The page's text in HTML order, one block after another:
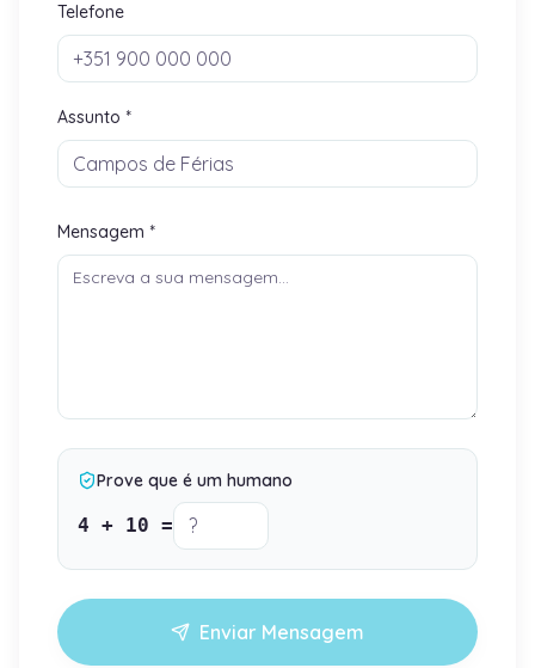
Telefone
Assunto *
Mensagem *
Prove que é um humano
4 + 10 =
Enviar Mensagem